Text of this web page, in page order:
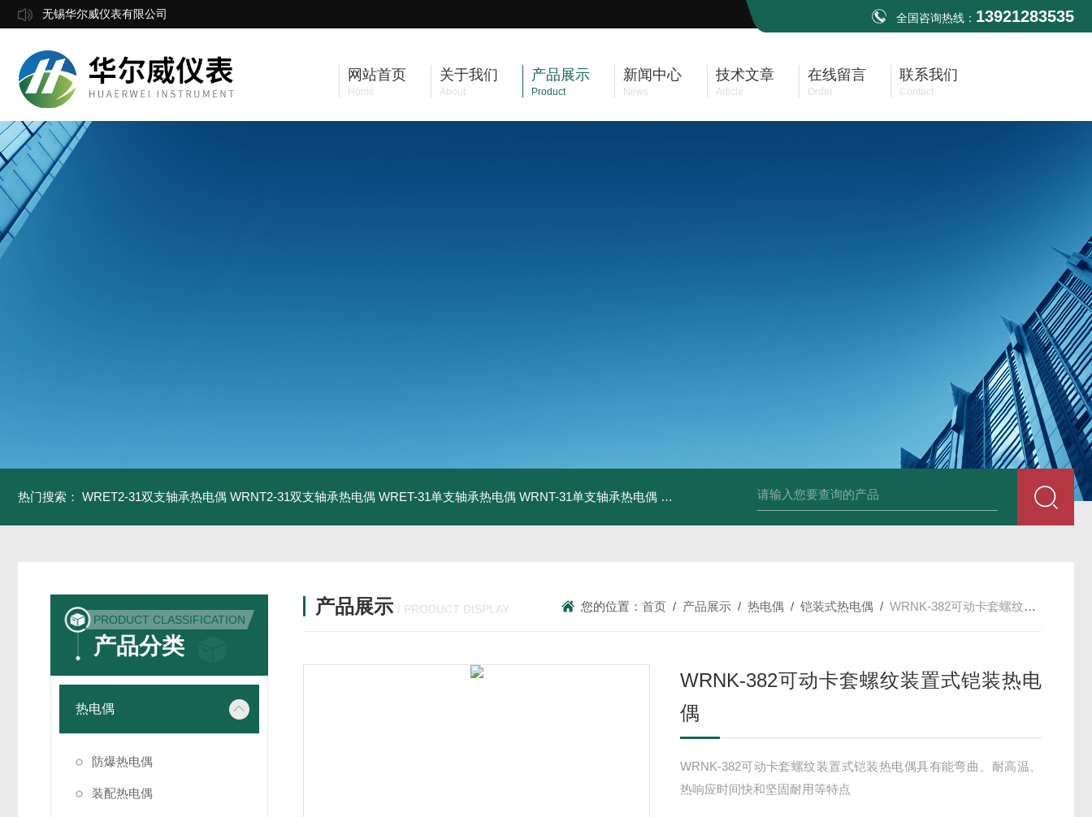
无锡华尔威仪表有限公司 全国咨询热线： 13921283535
网站首页
Home
关于我们
About
产品展示
Product
新闻中心
News
技术文章
Article
在线留言
Order
联系我们
Contact
热门搜索： WRET2-31双支轴承热电偶 WRNT2-31双支轴承热电偶 WRET-31单支轴承热电偶 WRNT-31单支轴承热电偶 WZP-731套管式热电阻 WZP2-731套管式热电阻 塑料液面计
PRODUCT CLASSIFICATION
产品分类
热电偶
防爆热电偶
装配热电偶
产品展示 / PRODUCT DISPLAY 您的位置：首页 / 产品展示 /热电偶 /铠装式热电偶 /WRNK-382可动卡套螺纹装置式铠装热电偶
WRNK-382可动卡套螺纹装置式铠装热电
偶
WRNK-382可动卡套螺纹装置式铠装热电偶具有能弯曲、耐高温、
热响应时间快和坚固耐用等特点